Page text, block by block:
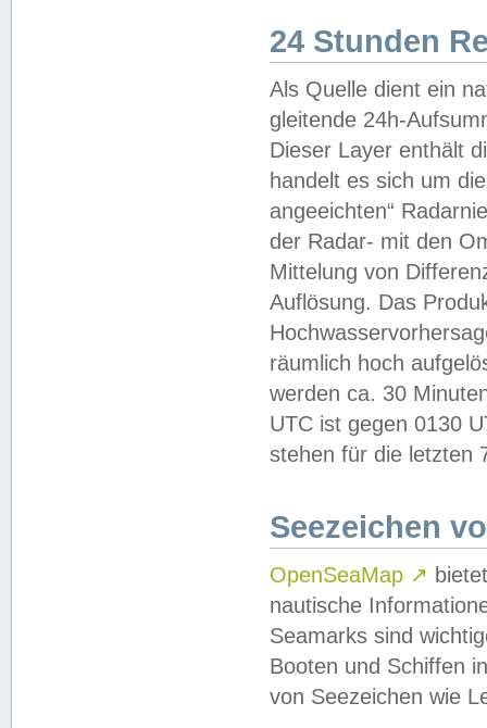
24 Stunden
Als Quelle dient ein
gleitende 24h-
Dieser Layer enthält
handelt es sich um
angeeichten“
der Radar- mit den
Mittelung von
Auflösung. Das
räumlich hoch
werden ca. 30
UTC ist gegen 0130
stehen für die letzten
Seezeichen
OpenSeaMap ↗
nautische
Seamarks sind
Booten und Schiffen
von Seezeichen wie